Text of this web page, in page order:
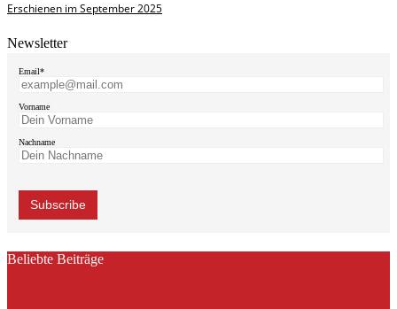
Erschienen im September 2025
Newsletter
Email*
Vorname
Nachname
Beliebte Beiträge